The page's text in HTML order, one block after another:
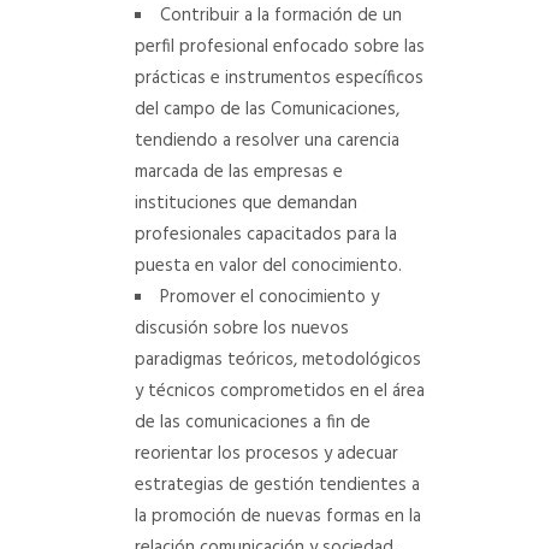
Contribuir a la formación de un
perfil profesional enfocado sobre las
prácticas e instrumentos específicos
del campo de las Comunicaciones,
tendiendo a resolver una carencia
marcada de las empresas e
instituciones que demandan
profesionales capacitados para la
puesta en valor del conocimiento.
Promover el conocimiento y
discusión sobre los nuevos
paradigmas teóricos, metodológicos
y técnicos comprometidos en el área
de las comunicaciones a fin de
reorientar los procesos y adecuar
estrategias de gestión tendientes a
la promoción de nuevas formas en la